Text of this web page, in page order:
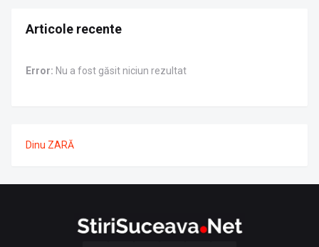
Articole recente
Error: Nu a fost găsit niciun rezultat
Dinu ZARĂ